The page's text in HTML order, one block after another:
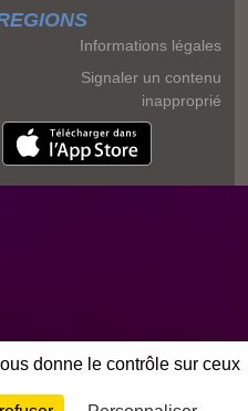
Informations légales
Signaler un contenu
inapproprié
donne le contrôle sur ceux